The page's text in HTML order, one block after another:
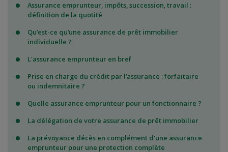
Assurance emprunteur, impôts, succession, travail :
définition de la quotité
Qu’est-ce qu’une assurance de prêt immobilier
individuelle ?
L'assurance emprunteur en bref
Prise en charge du crédit par l’assurance : forfaitaire
ou indemnitaire ?
Quelle assurance emprunteur pour un fonctionnaire ?
La délégation de votre assurance de prêt immobilier
La prévoyance décès en complément d'une assurance
emprunteur pour une protection complète